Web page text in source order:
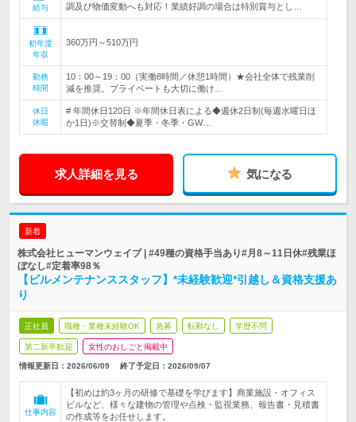
給与
調及び物価変動へも対応！業績好調の場合は特別賞与とし…
初年度
年収
360万円～510万円
勤務
時間
10：00～19：00（実働8時間／休憩1時間）★会社全体で残業削
減を推奨。プライベートも大切に働け…
休日
休暇
# 年間休日120日 ※年間休日表による◆週休2日制(毎週水曜日ほ
か1日)※交替制◆夏季・冬季・GW…
求人詳細を見る 気になる
新着
株式会社ヒューマンウェイブ | #49種の資格手当あり#月8～11日休#残業ほ
ぼなし#定着率98％
【ビルメンテナンススタッフ】*未経験歓迎*引越し＆資格支援あ
り
正社員 職種・業種未経験OK 急募 転勤なし 学歴不問
第二新卒歓迎 女性のおしごと掲載中
情報更新日：2026/06/09 終了予定日： 2026/09/07
仕事内容
【初めは約3ヶ月の研修で基礎を学びます】商業施設・オフィス
ビルなど、様々な建物の管理や点検・監視業務、報告書・見積書
の作成等をお任せします。